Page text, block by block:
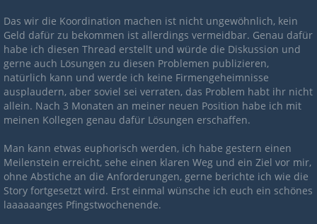
Das wir die Koordination machen ist nicht ungewöhnlich, kein
Geld dafür zu bekommen ist allerdings vermeidbar. Genau dafür
habe ich diesen Thread erstellt und würde die Diskussion und
gerne auch Lösungen zu diesen Problemen publizieren,
natürlich kann und werde ich keine Firmengeheimnisse
ausplaudern, aber soviel sei verraten, das Problem habt ihr nicht
allein. Nach 3 Monaten an meiner neuen Position habe ich mit
meinen Kollegen genau dafür Lösungen erschaffen.
Man kann etwas euphorisch werden, ich habe gestern einen
Meilenstein erreicht, sehe einen klaren Weg und ein Ziel vor mir,
ohne Abstiche an die Anforderungen, gerne berichte ich wie die
Story fortgesetzt wird. Erst einmal wünsche ich euch ein schönes
laaaaaanges Pfingstwochenende.